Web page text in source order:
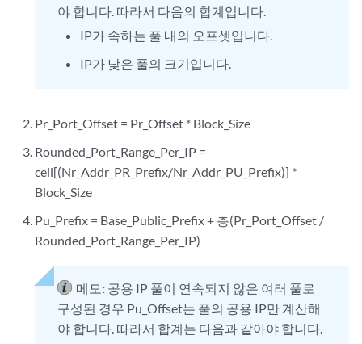
                        source-nat {
                        }
                    }
    }
}
야 합니다. 따라서 다음의 합계입니다.
IP가 속하는 풀 내의 오프셋입니다.
IP가 낮은 풀의 크기입니다.
Pr_Port_Offset = Pr_Offset * Block_Size
Rounded_Port_Range_Per_IP =
ceil[(Nr_Addr_PR_Prefix/Nr_Addr_PU_Prefix)] *
Block_Size
Pu_Prefix = Base_Public_Prefix + 층(Pr_Port_Offset /
Rounded_Port_Range_Per_IP)
메모: 공용 IP 풀이 연속되지 않은 여러 풀로
구성된 경우 Pu_Offset는 풀의 공용 IP만 계산해
야 합니다. 따라서 합계는 다음과 같아야 합니다.